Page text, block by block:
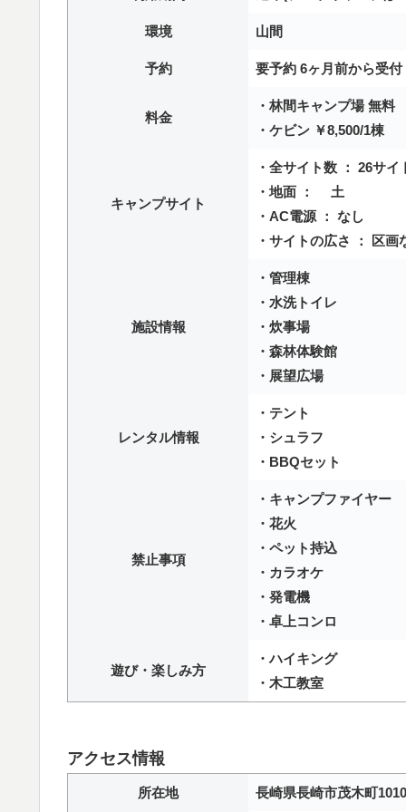
環境 山間
予約 要予約 6ヶ月前から受付
料金
・林間キャンプ場 無料
・ケビン ￥8,500/1棟
キャンプサイト
・全サイト数 ： 26サイ
・地面 ： 土
・AC電源 ： なし
・サイトの広さ ： 区画
施設情報
・管理棟
・水洗トイレ
・炊事場
・森林体験館
・展望広場
レンタル情報
・テント
・シュラフ
・BBQセット
禁止事項
・キャンプファイヤー
・花火
・ペット持込
・カラオケ
・発電機
・卓上コンロ
遊び・楽しみ方
・ハイキング
・木工教室
アクセス情報
所在地 長崎県長崎市茂木町